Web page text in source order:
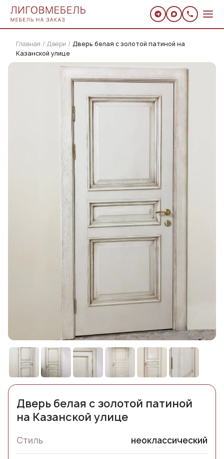
Главная Двери
Дверь белая с золотой патиной на
Казанской улице
Дверь белая с золотой патиной
на Казанской улице
Стиль неоклассический